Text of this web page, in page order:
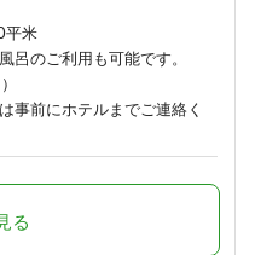
米
呂のご利用も可能です。
事前にホテルまでご連絡く
る